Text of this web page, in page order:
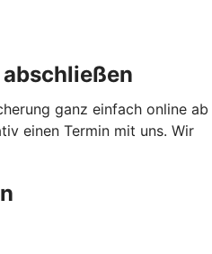
ganz einfach online ab
einen Termin mit uns. Wir